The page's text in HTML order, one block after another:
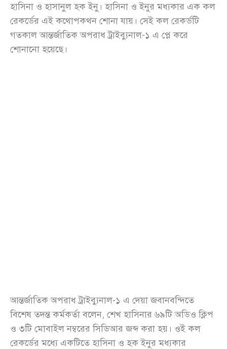
হাসিনা ও হাসানুল হক ইনু। হাসিনা ও ইনুর মধ্যকার এক কল
রেকর্ডের এই কথোপকথন শোনা যায়। সেই কল রেকর্ডটি
গতকাল আন্তর্জাতিক অপরাধ ট্রাইব্যুনাল-১ এ প্লে করে
শোনানো হয়েছে।
আন্তর্জাতিক অপরাধ ট্রাইব্যুনাল-১ এ দেয়া জবানবন্দিতে
বিশেষ তদন্ত কর্মকর্তা বলেন, শেখ হাসিনার ৬৯টি অডিও ক্লিপ
ও ৩টি মোবাইল নম্বরের সিডিআর জব্দ করা হয়। ওই কল
রেকর্ডের মধ্যে একটিতে হাসিনা ও হক ইনুর মধ্যকার